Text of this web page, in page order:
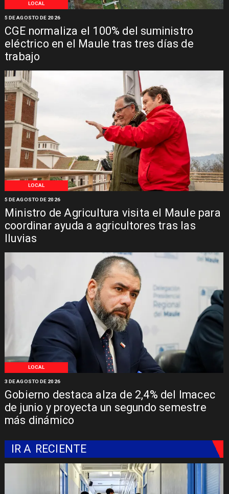
LOCAL
CGE normaliza el 100% del suministro
eléctrico en el Maule tras tres días de
trabajo
5 DE AGOSTO DE 2026
LOCAL
Ministro de Agricultura visita el Maule para
coordinar ayuda a agricultores tras las
lluvias
5 DE AGOSTO DE 2026
LOCAL
Gobierno destaca alza de 2,4% del Imacec
de junio y proyecta un segundo semestre
más dinámico
3 DE AGOSTO DE 2026
IR A RECIENTE